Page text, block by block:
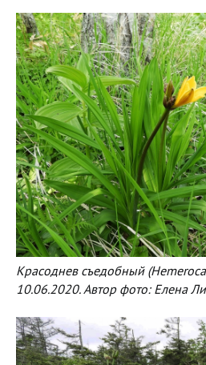
Красоднев съедобный
10.06.2020. Автор фото: Елена